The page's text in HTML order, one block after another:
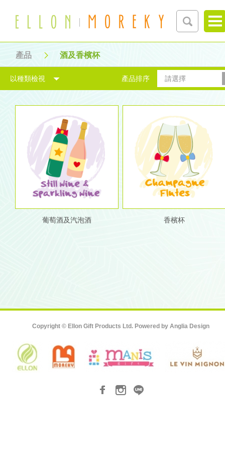
產品 酒及香檳杯
產品排序 請選擇
以種類檢視
葡萄酒及汽泡酒 香檳杯
Copyright © Ellon Gift Products Ltd. Powered by Anglia Design